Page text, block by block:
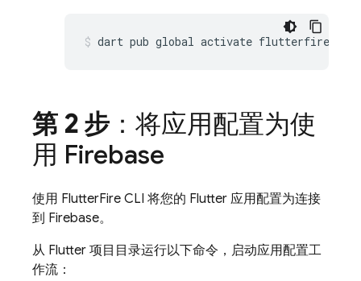
dart pub global activate
第 2 步 ：将应用配置为使
用 Firebase
使用 FlutterFire CLI 将您的 Flutter 应用配置为连接
到 Firebase。
从 Flutter 项目目录运行以下命令，启动应用配置工
作流：